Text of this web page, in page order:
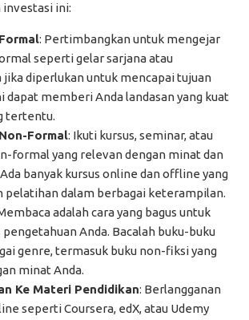
ini:
: Pertimbangkan untuk mengejar
seperti gelar sarjana atau
jika diperlukan untuk mencapai tujuan
dapat memberi Anda landasan yang kuat
tertentu.
Formal: Ikuti kursus, seminar, atau
formal yang relevan dengan minat dan
banyak kursus online dan offline yang
pelatihan dalam berbagai keterampilan.
adalah cara yang bagus untuk
Anda. Bacalah buku-buku
genre, termasuk buku non-fiksi yang
minat Anda.
Ke Materi Pendidikan: Berlangganan
seperti Coursera, edX, atau Udemy